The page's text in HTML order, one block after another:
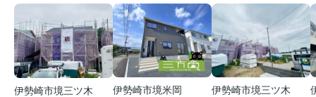
伊勢崎市境三ツ木
伊勢崎市境米岡
伊勢崎市境三ツ木